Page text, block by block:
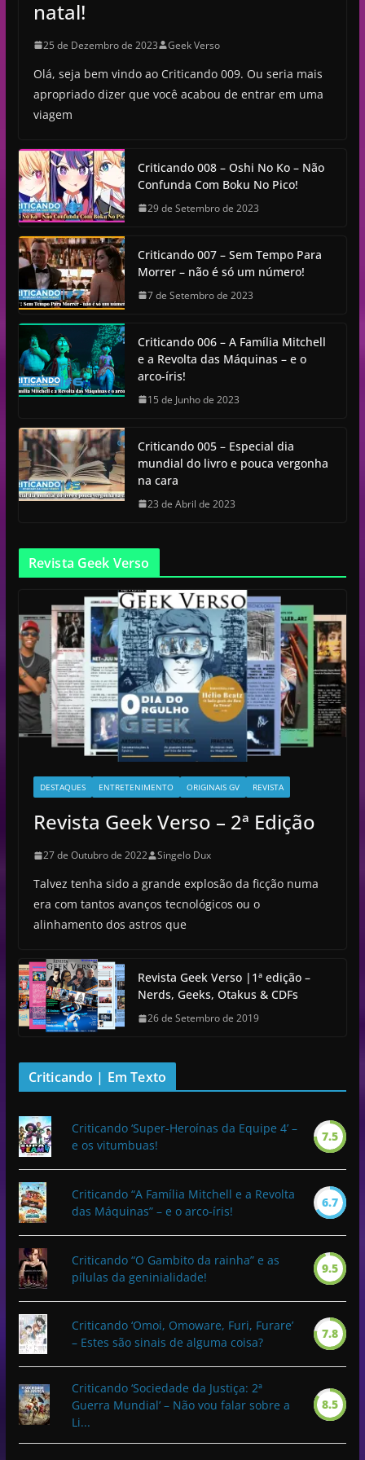
natal!
25 de Dezembro de 2023 Geek Verso
Olá, seja bem vindo ao Criticando 009. Ou seria mais
apropriado dizer que você acabou de entrar em uma
viagem
Criticando 008 – Oshi No Ko – Não
Confunda Com Boku No Pico!
29 de Setembro de 2023
Criticando 007 – Sem Tempo Para
Morrer – não é só um número!
7 de Setembro de 2023
Criticando 006 – A Família Mitchell
e a Revolta das Máquinas – e o
arco-íris!
15 de Junho de 2023
Criticando 005 – Especial dia
mundial do livro e pouca vergonha
na cara
23 de Abril de 2023
Revista Geek Verso
DESTAQUES ENTRETENIMENTO ORIGINAIS GV REVISTA
Revista Geek Verso – 2ª Edição
27 de Outubro de 2022 Singelo Dux
Talvez tenha sido a grande explosão da ficção numa
era com tantos avanços tecnológicos ou o
alinhamento dos astros que
Revista Geek Verso |1ª edição –
Nerds, Geeks, Otakus & CDFs
26 de Setembro de 2019
Criticando | Em Texto
Criticando ‘Super-Heroínas da Equipe 4’ –
e os vitumbuas!
7.5
Criticando “A Família Mitchell e a Revolta
das Máquinas” – e o arco-íris!
6.7
Criticando “O Gambito da rainha” e as
pílulas da geninialidade!
9.5
Criticando ‘Omoi, Omoware, Furi, Furare’
– Estes são sinais de alguma coisa?
7.8
Criticando ‘Sociedade da Justiça: 2ª
Guerra Mundial’ – Não vou falar sobre a
Li...
8.5